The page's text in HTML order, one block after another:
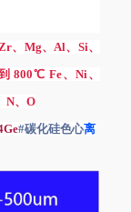
、Mg、Al、Si、
800℃ Fe、Ni、
N、O
#碳化硅色心离